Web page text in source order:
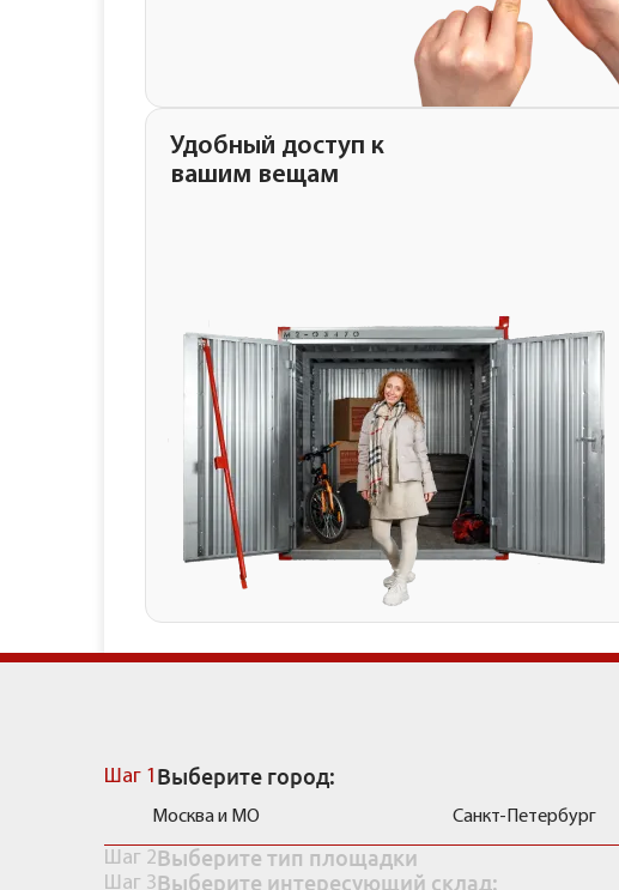
Удобный доступ к
вашим вещам
Шаг 1 Выберите город:
Москва и МО Санкт-Петербург
Шаг 2Выберите тип площадки
Шаг 3Выберите интересующий склад: